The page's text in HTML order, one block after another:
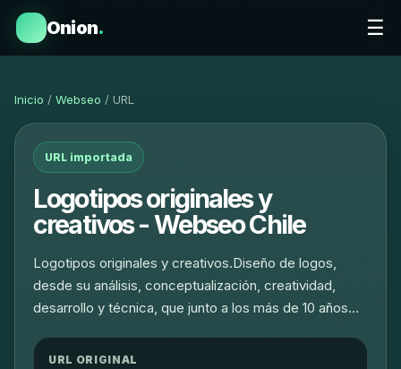
Onion. ☰
Inicio / Webseo / URL
URL importada
Logotipos originales y
creativos - Webseo Chile
Logotipos originales y creativos.Diseño de logos,
desde su análisis, conceptualización, creatividad,
desarrollo y técnica, que junto a los más de 10 años…
URL ORIGINAL